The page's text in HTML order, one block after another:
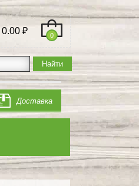
0.00 ₽ 0
Доставка